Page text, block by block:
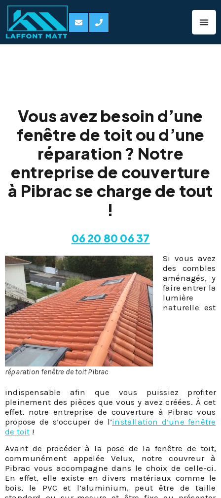
Vous avez besoin d’une
fenêtre de toit ou d’une
réparation ? Notre
entreprise de couverture
à Pibrac se charge de tout
!
06 20 80 06 37
réparation fenêtre de toit Pibrac
Si vous avez
des combles
aménagés, y
faire entrer la
lumière
naturelle est
indispensable afin que vous puissiez profiter
pleinement des pièces que vous y avez créées. À cet
effet, notre entreprise de couverture à Pibrac vous
propose de s’occuper de l’installation d’une fenêtre
de toit !
Avant de procéder à la pose de la fenêtre de toit,
communément appelée Velux, notre couvreur à
Pibrac vous accompagne dans le choix de celle-ci.
En effet, elle existe en divers matériaux comme le
bois, le PVC et l’aluminium, peut être de taille